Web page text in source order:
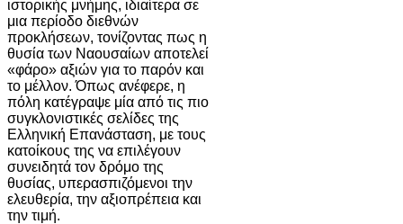
ιστορικής μνήμης, ιδιαίτερα σε
μια περίοδο διεθνών
προκλήσεων, τονίζοντας πως η
θυσία των Ναουσαίων αποτελεί
«φάρο» αξιών για το παρόν και
το μέλλον. Όπως ανέφερε, η
πόλη κατέγραψε μία από τις πιο
συγκλονιστικές σελίδες της
Ελληνική Επανάσταση, με τους
κατοίκους της να επιλέγουν
συνειδητά τον δρόμο της
θυσίας, υπερασπιζόμενοι την
ελευθερία, την αξιοπρέπεια και
την τιμή.